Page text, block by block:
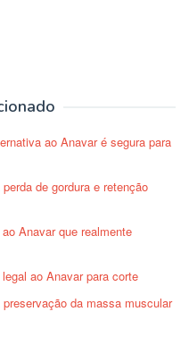
ao Anavar é segura para
de gordura e retenção
Anavar que realmente
ao Anavar para corte
da massa muscular